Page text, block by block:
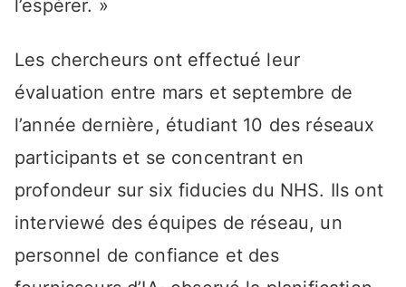
l’espérer. »
Les chercheurs ont effectué leur
évaluation entre mars et septembre de
l’année dernière, étudiant 10 des réseaux
participants et se concentrant en
profondeur sur six fiducies du NHS. Ils ont
interviewé des équipes de réseau, un
personnel de confiance et des